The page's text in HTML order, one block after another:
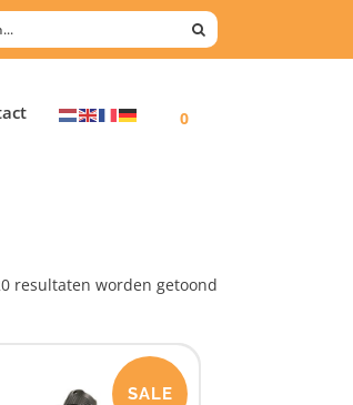
0
resultaten worden getoond
SALE